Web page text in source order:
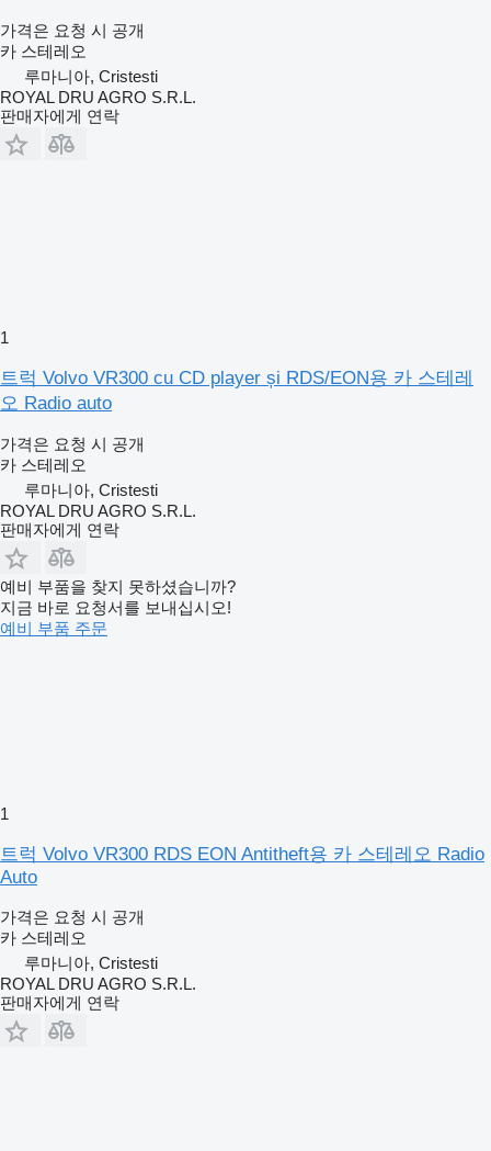
가격은 요청 시 공개
카 스테레오
루마니아, Cristesti
ROYAL DRU AGRO S.R.L.
판매자에게 연락
1
트럭 Volvo VR300 cu CD player și RDS/EON용 카 스테레
오 Radio auto
가격은 요청 시 공개
카 스테레오
루마니아, Cristesti
ROYAL DRU AGRO S.R.L.
판매자에게 연락
예비 부품을 찾지 못하셨습니까?
지금 바로 요청서를 보내십시오!
예비 부품 주문
1
트럭 Volvo VR300 RDS EON Antitheft용 카 스테레오 Radio
Auto
가격은 요청 시 공개
카 스테레오
루마니아, Cristesti
ROYAL DRU AGRO S.R.L.
판매자에게 연락